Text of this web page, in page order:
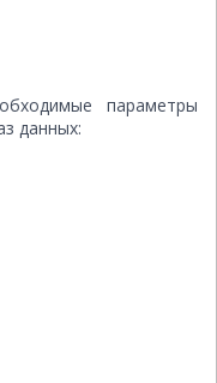
параметры
данных: